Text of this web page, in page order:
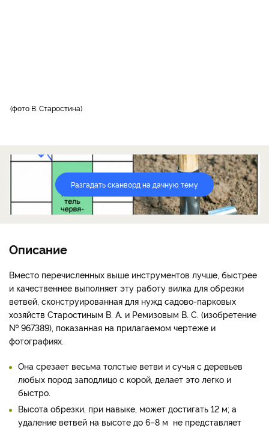
фото В. Старостина
Разгадать сканворд на дачную тему
Описание
Вместо перечисленных выше инструментов лучше, быстрее
и качественнее выполняет эту работу вилка для обрезки
ветвей, сконструированная для нужд садово-парковых
хозяйств Старостиным В. А. и Ремизовым В. С. (изобретение
№ 967389), показанная на прилагаемом чертеже и
фотографиях.
Она срезает весьма толстые ветви и сучья с деревьев
любых пород заподлицо с корой, делает это легко и
быстро.
Высота обрезки, при навыке, может достигать 12 м; а
удаление ветвей на высоте до 6–8 м не представляет